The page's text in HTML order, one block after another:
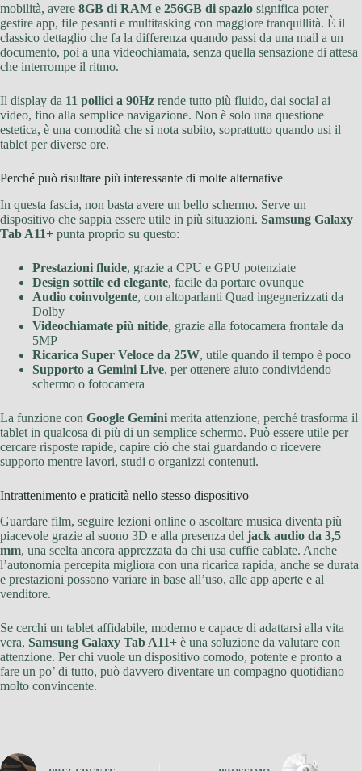
mobilità, avere 8GB di RAM e 256GB di spazio significa poter
gestire app, file pesanti e multitasking con maggiore tranquillità. È il
classico dettaglio che fa la differenza quando passi da una mail a un
documento, poi a una videochiamata, senza quella sensazione di attesa
che interrompe il ritmo.
Il display da 11 pollici a 90Hz rende tutto più fluido, dai social ai
video, fino alla semplice navigazione. Non è solo una questione
estetica, è una comodità che si nota subito, soprattutto quando usi il
tablet per diverse ore.
Perché può risultare più interessante di molte alternative
In questa fascia, non basta avere un bello schermo. Serve un
dispositivo che sappia essere utile in più situazioni. Samsung Galaxy
Tab A11+ punta proprio su questo:
Prestazioni fluide, grazie a CPU e GPU potenziate
Design sottile ed elegante, facile da portare ovunque
Audio coinvolgente, con altoparlanti Quad ingegnerizzati da
Dolby
Videochiamate più nitide, grazie alla fotocamera frontale da
5MP
Ricarica Super Veloce da 25W, utile quando il tempo è poco
Supporto a Gemini Live, per ottenere aiuto condividendo
schermo o fotocamera
La funzione con Google Gemini merita attenzione, perché trasforma il
tablet in qualcosa di più di un semplice schermo. Può essere utile per
cercare risposte rapide, capire ciò che stai guardando o ricevere
supporto mentre lavori, studi o organizzi contenuti.
Intrattenimento e praticità nello stesso dispositivo
Guardare film, seguire lezioni online o ascoltare musica diventa più
piacevole grazie al suono 3D e alla presenza del jack audio da 3,5
mm, una scelta ancora apprezzata da chi usa cuffie cablate. Anche
l’autonomia percepita migliora con una ricarica rapida, anche se durata
e prestazioni possono variare in base all’uso, alle app aperte e al
venditore.
Se cerchi un tablet affidabile, moderno e capace di adattarsi alla vita
vera, Samsung Galaxy Tab A11+ è una soluzione da valutare con
attenzione. Per chi vuole un dispositivo comodo, potente e pronto a
fare un po’ di tutto, può davvero diventare un compagno quotidiano
molto convincente.